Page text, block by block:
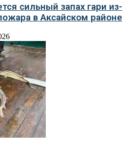
сильный запах гари из-
в Аксайском районе